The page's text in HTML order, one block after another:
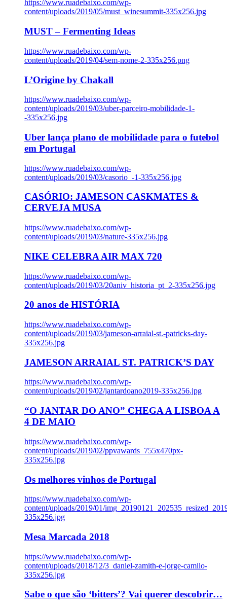
https://www.ruadebaixo.com/wp-
content/uploads/2019/05/must_winesummit-335x256.jpg
MUST – Fermenting Ideas
https://www.ruadebaixo.com/wp-
content/uploads/2019/04/sem-nome-2-335x256.png
L’Origine by Chakall
https://www.ruadebaixo.com/wp-
content/uploads/2019/03/uber-parceiro-mobilidade-1-
-335x256.jpg
Uber lança plano de mobilidade para o futebol
em Portugal
https://www.ruadebaixo.com/wp-
content/uploads/2019/03/casorio_-1-335x256.jpg
CASÓRIO: JAMESON CASKMATES &
CERVEJA MUSA
https://www.ruadebaixo.com/wp-
content/uploads/2019/03/nature-335x256.jpg
NIKE CELEBRA AIR MAX 720
https://www.ruadebaixo.com/wp-
content/uploads/2019/03/20aniv_historia_pt_2-335x256.jpg
20 anos de HISTÓRIA
https://www.ruadebaixo.com/wp-
content/uploads/2019/03/jameson-arraial-st.-patricks-day-
335x256.jpg
JAMESON ARRAIAL ST. PATRICK’S DAY
https://www.ruadebaixo.com/wp-
content/uploads/2019/02/jantardoano2019-335x256.jpg
“O JANTAR DO ANO” CHEGA A LISBOA A
4 DE MAIO
https://www.ruadebaixo.com/wp-
content/uploads/2019/02/ppvawards_755x470px-
335x256.jpg
Os melhores vinhos de Portugal
https://www.ruadebaixo.com/wp-
content/uploads/2019/01/
335x256.jpg
Mesa Marcada 2018
https://www.ruadebaixo.com/wp-
content/uploads/2018/12/3_daniel-zamith-e-jorge-camilo-
335x256.jpg
Sabe o que são ‘bitters’? Vai querer descobrir…